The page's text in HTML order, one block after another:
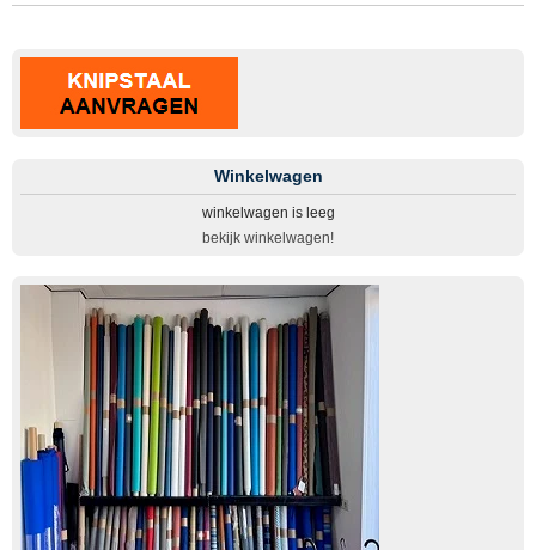
Winkelwagen
winkelwagen is leeg
bekijk winkelwagen!